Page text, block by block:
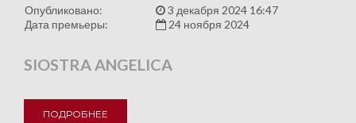
Опубликовано:
3 декабря 2024 16:47
Дата премьеры:
24 ноября 2024
SIOSTRA ANGELICA
ПОДРОБНЕЕ